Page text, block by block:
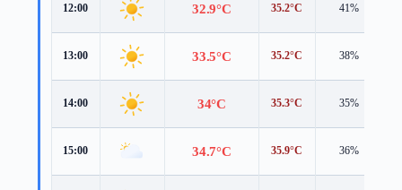
12:00 32.9°C 35.2°C 41%
13:00 33.5°C 35.2°C 38%
14:00 34°C 35.3°C 35%
15:00 34.7°C 35.9°C 36%